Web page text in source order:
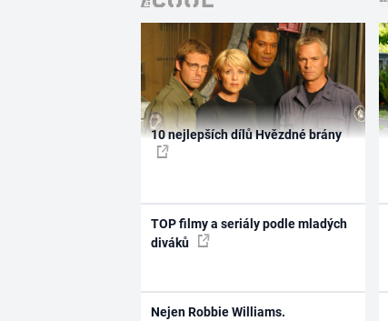
10 nejlepších dílů Hvězdné brány
TOP filmy a seriály podle mladých
diváků
Nejen Robbie Williams.